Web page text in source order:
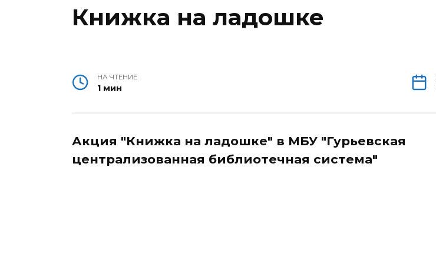
Книжка на ладошке
НА ЧТЕНИЕ
1 мин
Акция "Книжка на ладошке" в МБУ "Гурьевская
централизованная библиотечная система"